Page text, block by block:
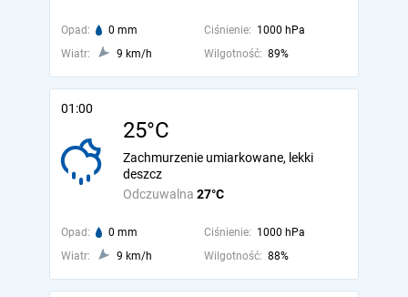
Opad: 0 mm Ciśnienie: 1000 hPa
Wiatr:
9 km/h Wilgotność: 89%
01:00
25°C
Odczuwalna 27°C
Zachmurzenie umiarkowane, lekki
deszcz
Opad: 0 mm Ciśnienie: 1000 hPa
Wiatr:
9 km/h Wilgotność: 88%